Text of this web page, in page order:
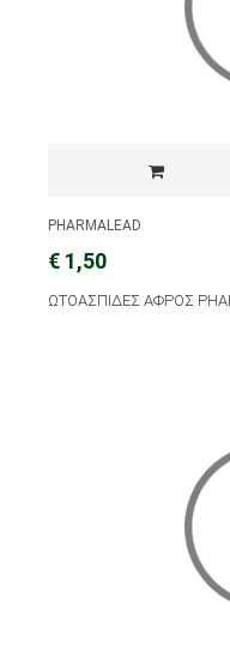
PHARMALEAD
€ 1,50
ΩΤΟΑΣΠΙΔΕΣ ΑΦΡΟΣ